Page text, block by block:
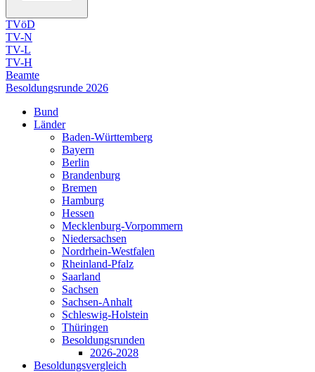
TVöD
TV-N
TV-L
TV-H
Beamte
Besoldungsrunde 2026
Bund
Länder
Baden-Württemberg
Bayern
Berlin
Brandenburg
Bremen
Hamburg
Hessen
Mecklenburg-Vorpommern
Niedersachsen
Nordrhein-Westfalen
Rheinland-Pfalz
Saarland
Sachsen
Sachsen-Anhalt
Schleswig-Holstein
Thüringen
Besoldungsrunden
2026-2028
Besoldungsvergleich